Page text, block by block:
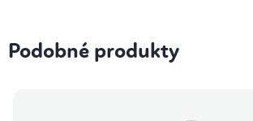
Podobné produkty